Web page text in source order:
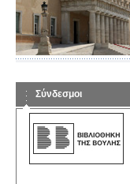
Σύνδεσμοι